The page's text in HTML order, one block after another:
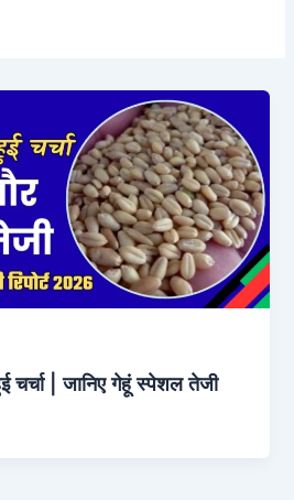
चर्चा | जानिए गेहूं स्पेशल तेजी